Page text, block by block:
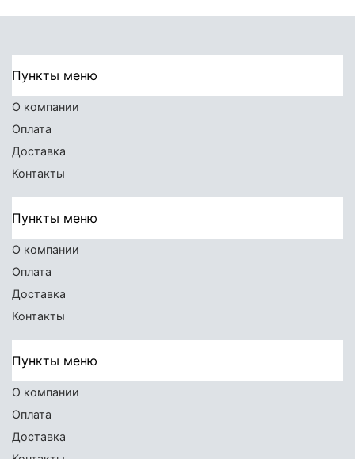
Пункты меню
О компании
Оплата
Доставка
Контакты
Пункты меню
О компании
Оплата
Доставка
Контакты
Пункты меню
О компании
Оплата
Доставка